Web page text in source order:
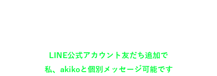
LINE公式アカウント友だち追加で
私、akikoと個別メッセージ可能です